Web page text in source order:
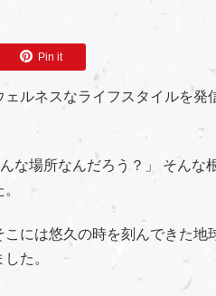
Pin it
ルネスなライフスタイルを発
な場所なんだろう？」 そんな
には悠久の時を刻んできた地
た。